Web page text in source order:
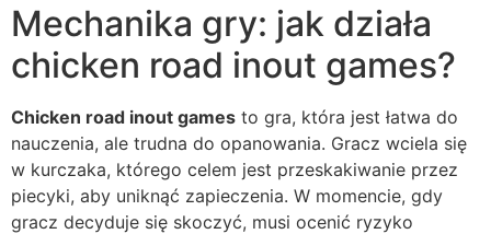
Mechanika gry: jak działa
chicken road inout games?
Chicken road inout games to gra, która jest łatwa do
nauczenia, ale trudna do opanowania. Gracz wciela się
w kurczaka, którego celem jest przeskakiwanie przez
piecyki, aby uniknąć zapieczenia. W momencie, gdy
gracz decyduje się skoczyć, musi ocenić ryzyko